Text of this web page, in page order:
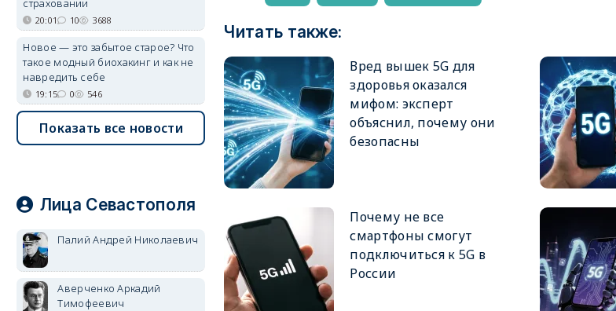
Читать также:
Вред вышек 5G для
здоровья оказался
мифом: эксперт
объяснил, почему они
безопасны
Почему не все
смартфоны смогут
подключиться к 5G в
России
страховании
20:01 10 3688
Новое — это забытое старое? Что
такое модный биохакинг и как не
навредить себе
19:15 0 546
Показать все новости
Лица Севастополя
Палий Андрей Николаевич
Аверченко Аркадий
Тимофеевич